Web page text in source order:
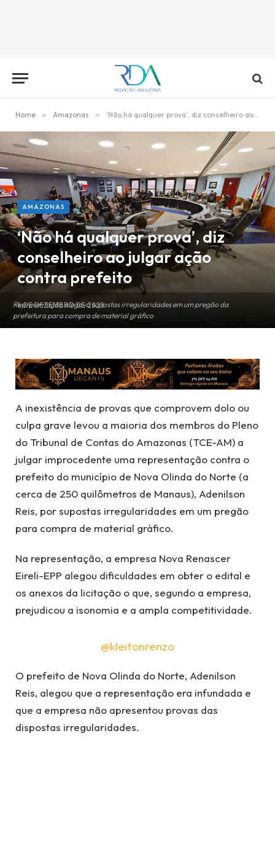
Home » Amazonas » ‘Não há qualquer prova’, diz conselheiro ao julgar ação contra prefeito
Representação alegava supostas irregularidades em um pregão da
prefeitura para compra de material gráfico
AMAZONAS
‘Não há qualquer prova’, diz
conselheiro ao julgar ação
contra prefeito
6 DE DEZEMBRO DE 2023
A inexistência de provas que comprovem dolo ou
culpa grave levou a maioria dos membros do Pleno
do Tribunal de Contas do Amazonas (TCE-AM) a
julgar improcedente uma representação contra o
prefeito do município de Nova Olinda do Norte (a
cerca de 250 quilômetros de Manaus), Adenilson
Reis, por supostas irregularidades em um pregão
para compra de material gráfico.
Na representação, a empresa Nova Renascer
Eireli-EPP alegou dificuldades em obter o edital e
os anexos da licitação o que, segundo a empresa,
prejudicou a isonomia e a ampla competitividade.
@kleitonrenzo
O prefeito de Nova Olinda do Norte, Adenilson
Reis, alegou que a representação era infundada e
que a empresa não apresentou provas das
dispostas irregularidades.